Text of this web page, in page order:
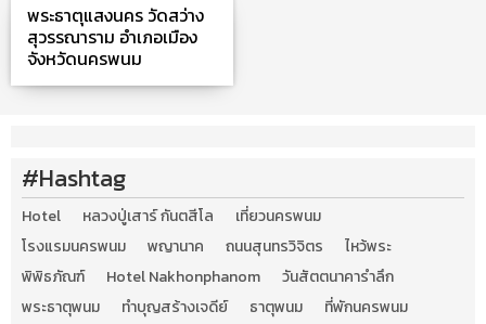
พระธาตุแสงนคร วัดสว่าง
สุวรรณาราม อำเภอเมือง
จังหวัดนครพนม
#Hashtag
Hotel หลวงปู่เสาร์ กันตสีโล
เที่ยวนครพนม
โรงแรมนครพนม
พญานาค ถนนสุนทรวิจิตร
ไหว้พระ
พิพิธภัณฑ์
Hotel Nakhonphanom
วันสัตตนาคารำลึก
พระธาตุพนม
ทำบุญสร้างเจดีย์ ธาตุพนม
ที่พักนครพนม